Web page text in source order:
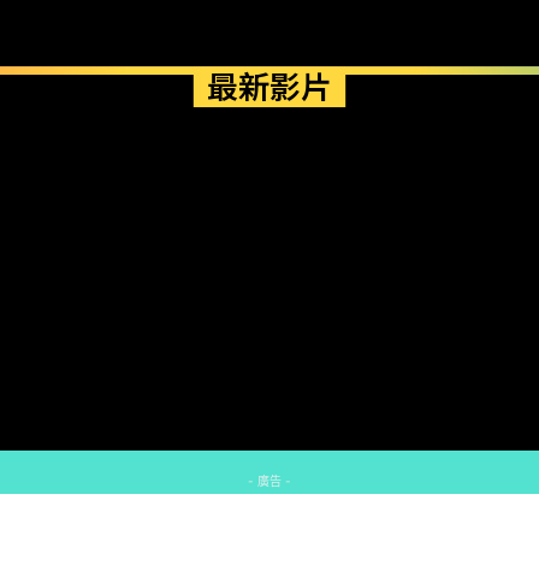
最新影片
- 廣告 -